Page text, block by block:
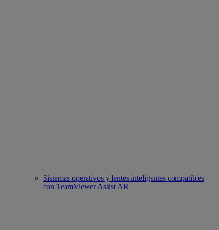
Sistemas operativos y lentes inteligentes compatibles
con TeamViewer Assist AR